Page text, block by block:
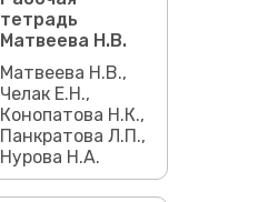
тетрадь
Матвеева Н.В.
Матвеева Н.В.,
Челак Е.Н.,
Конопатова Н.К.,
Панкратова Л.П.,
Нурова Н.А.